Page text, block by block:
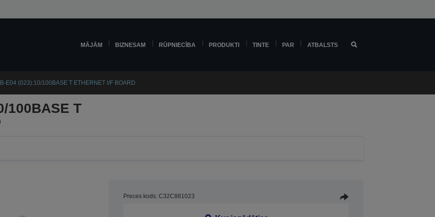
MĀJĀM BIZNESAM RŪPNIECĪBA PRODUKTI TINTE PAR ATBALSTS
E04 (023):10/100BASE T ETHERNET I/F BOARD
100BASE T
Preces kods: C32C881023